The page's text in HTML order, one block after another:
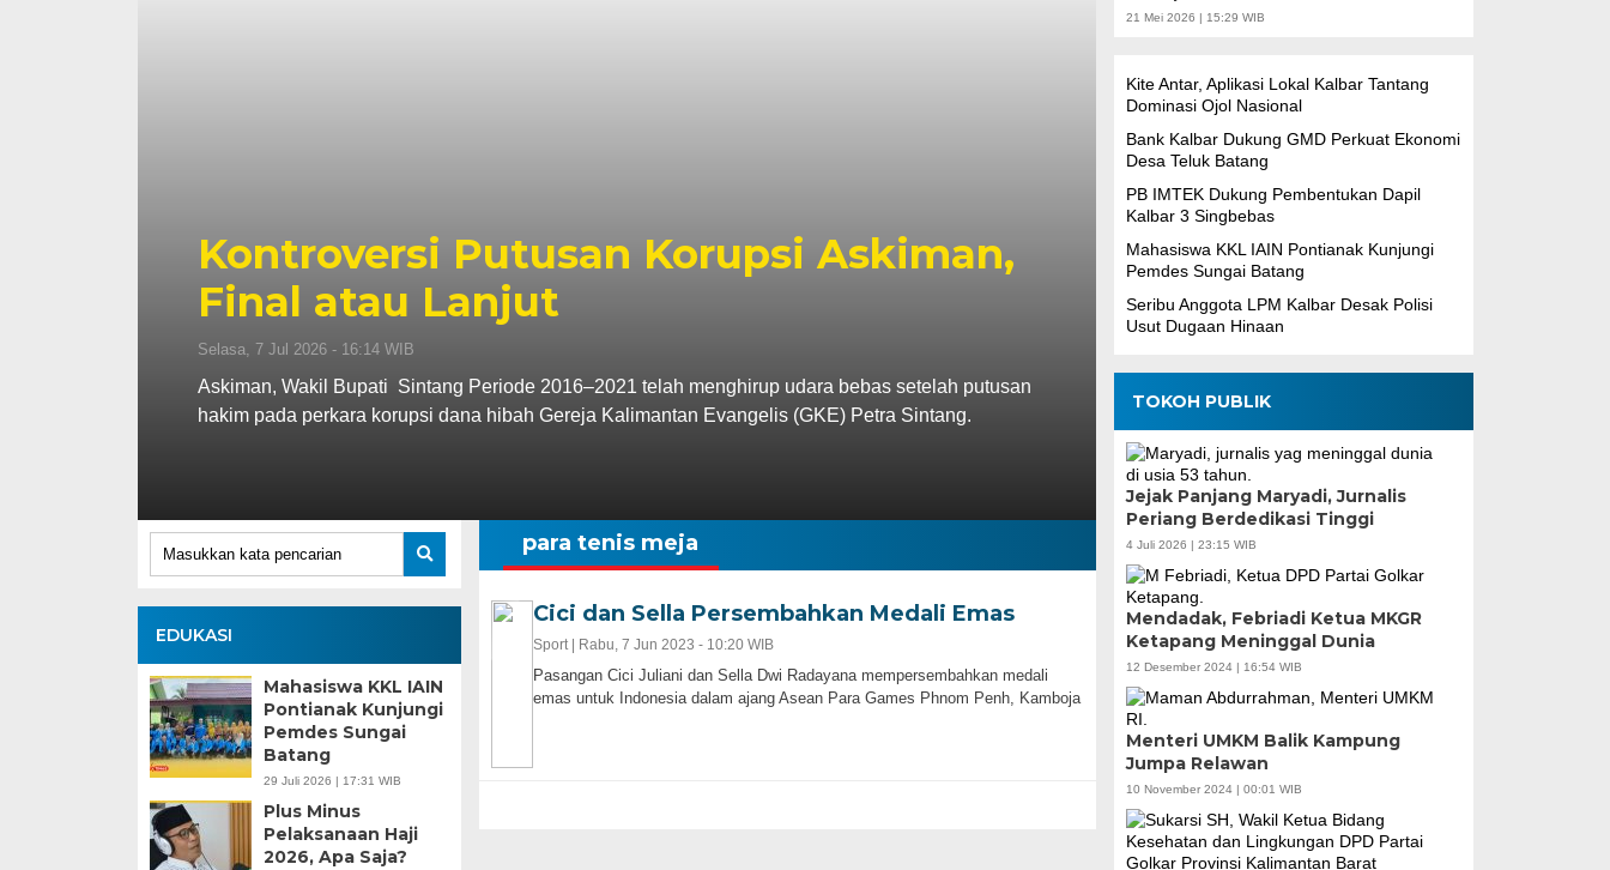
Kontroversi Putusan Korupsi Askiman,
Final atau Lanjut
Selasa, 7 Jul 2026 - 16:14 WIB
Askiman, Wakil Bupati Sintang Periode 2016–2021 telah menghirup udara bebas setelah putusan
hakim pada perkara korupsi dana hibah Gereja Kalimantan Evangelis (GKE) Petra Sintang.
EDUKASI
Mahasiswa KKL IAIN
Pontianak Kunjungi
Pemdes Sungai
Batang
29 Juli 2026 | 17:31 WIB
Plus Minus
Pelaksanaan Haji
2026, Apa Saja?
para tenis meja
Cici dan Sella Persembahkan Medali Emas
Sport | Rabu, 7 Jun 2023 - 10:20 WIB
Pasangan Cici Juliani dan Sella Dwi Radayana mempersembahkan medali
emas untuk Indonesia dalam ajang Asean Para Games Phnom Penh, Kamboja
21 Mei 2026 | 15:29 WIB
Kite Antar, Aplikasi Lokal Kalbar Tantang
Dominasi Ojol Nasional
Bank Kalbar Dukung GMD Perkuat Ekonomi
Desa Teluk Batang
PB IMTEK Dukung Pembentukan Dapil
Kalbar 3 Singbebas
Mahasiswa KKL IAIN Pontianak Kunjungi
Pemdes Sungai Batang
Seribu Anggota LPM Kalbar Desak Polisi
Usut Dugaan Hinaan
TOKOH PUBLIK
Jejak Panjang Maryadi, Jurnalis
Periang Berdedikasi Tinggi
4 Juli 2026 | 23:15 WIB
Mendadak, Febriadi Ketua MKGR
Ketapang Meninggal Dunia
12 Desember 2024 | 16:54 WIB
Menteri UMKM Balik Kampung
Jumpa Relawan
10 November 2024 | 00:01 WIB